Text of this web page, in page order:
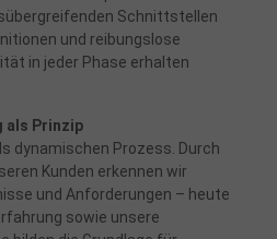
Schnittstellen
und reibungslose
in jeder Phase erhalten
als Prinzip
dynamischen Prozess. Durch
Kunden erkennen wir
und Anforderungen – heute
sowie unsere